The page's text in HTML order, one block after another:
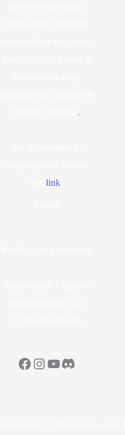
.
link
Facebook
Instagram
YouTube
Discord